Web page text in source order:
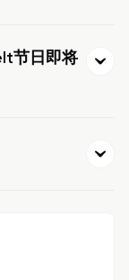
节日即将